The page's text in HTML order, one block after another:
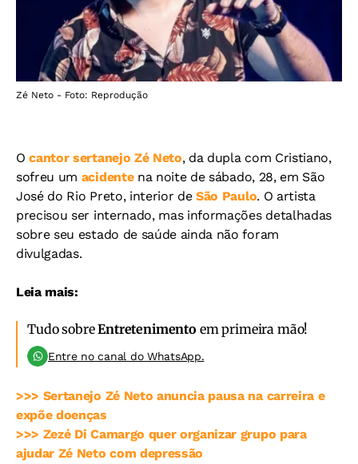
Zé Neto - Foto: Reprodução
Ocantor sertanejo Zé Neto, da dupla com Cristiano,
sofreu um acidentena noite de sábado, 28, em São
José do Rio Preto, interior deSão Paulo. O artista
precisou ser internado, mas informações detalhadas
sobre seu estado de saúde ainda não foram
divulgadas.
Leia mais:
Tudo sobreEntretenimento em primeira mão!
Entre no canal do WhatsApp.
>>> Sertanejo Zé Neto anuncia pausa na carreira e
expõe doenças
>>> Zezé Di Camargo quer organizar grupo para
ajudar Zé Neto com depressão